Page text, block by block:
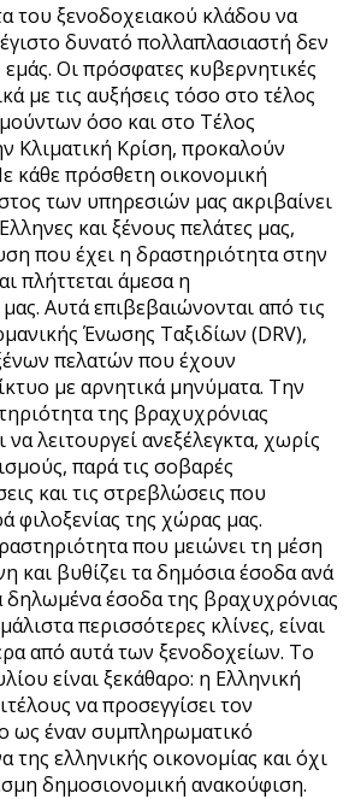
του ξενοδοχειακού κλάδου να
δυνατό πολλαπλασιαστή δεν
Οι πρόσφατες κυβερνητικές
με τις αυξήσεις τόσο στο τέλος
όσο και στο Τέλος
Κλιματική Κρίση, προκαλούν
κάθε πρόσθετη οικονομική
των υπηρεσιών μας ακριβαίνει
και ξένους πελάτες μας,
που έχει η δραστηριότητα στην
πλήττεται άμεσα η
Αυτά επιβεβαιώνονται από τις
Ένωσης Ταξιδίων (DRV),
πελατών που έχουν
με αρνητικά μηνύματα. Την
της βραχυχρόνιας
λειτουργεί ανεξέλεγκτα, χωρίς
παρά τις σοβαρές
και τις στρεβλώσεις που
φιλοξενίας της χώρας μας.
που μειώνει τη μέση
και βυθίζει τα δημόσια έσοδα ανά
δηλωμένα έσοδα της βραχυχρόνιας
περισσότερες κλίνες, είναι
από αυτά των ξενοδοχείων. Το
είναι ξεκάθαρο: η Ελληνική
να προσεγγίσει τον
ως έναν συμπληρωματικό
της ελληνικής οικονομίας και όχι
δημοσιονομική ανακούφιση.